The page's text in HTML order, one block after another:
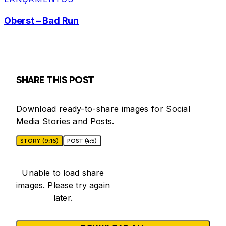
Oberst – Bad Run
SHARE THIS POST
Download ready-to-share images for Social
Media Stories and Posts.
STORY (9:16) POST (4:5)
Unable to load share
images. Please try again
later.